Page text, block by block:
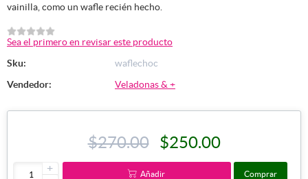
vainilla, como un wafle recién hecho.
Sea el primero en revisar este producto
Sku:
waflechoc
Vendedor:
Veladonas & +
$270.00 $250.00
+
Añadir Comprar